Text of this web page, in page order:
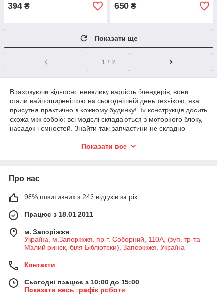
394 ₴ 650 ₴
Показати ще
1 / 2
Враховуючи відносно невелику вартість блендерів, вони
стали найпоширенішою на сьогоднішній день технікою, яка
присутня практично в кожному будинку! Їх конструкція досить
схожа між собою: всі моделі складаються з моторного блоку,
насадок і ємностей. Знайти такі запчастини не складно,
У нас на сайте вас ожидает широчайший выбор
механические, мы готовы помочь вам с решением этой
уровне, потому что поставляются они прямиком с завода.
ближайшем будущем.
«Remshop.com.ua
блендерів наступних торгових марок: «Braun», «Krups»,
«Moulinex», «Tefal» та ін Ознайомтесь детальніше з нашим
наших менеджерів.
Показати все
Про нас
98% позитивних з 243 відгуків за рік
Працює з 18.01.2011
м. Запоріжжя
Україна, м.Запоріжжя, пр-т. Соборний, 110А, (зуп. тр-та
Малий ринок, біля Бібліотеки), Запоріжжя, Україна
Контакти
Сьогодні працює з 10:00 до 15:00
Показати весь графік роботи